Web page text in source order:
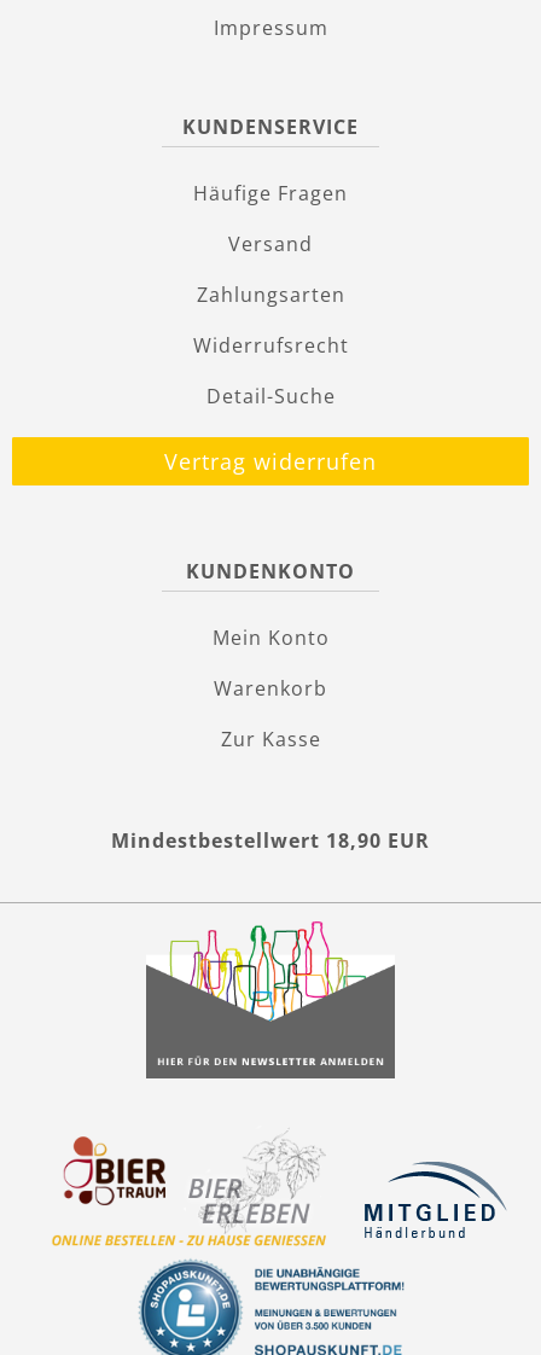
Impressum
KUNDENSERVICE
Häufige Fragen
Versand
Zahlungsarten
Widerrufsrecht
Detail-Suche
Vertrag widerrufen
KUNDENKONTO
Mein Konto
Warenkorb
Zur Kasse
Mindestbestellwert 18,90 EUR